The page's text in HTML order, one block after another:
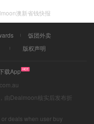
澳新省钱快报
饭团外卖
版权声明
载App
由Dealmoon核实后发布折
deals when user buy